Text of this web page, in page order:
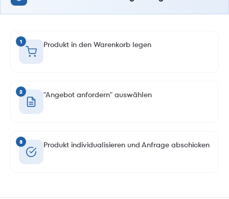
1 Produkt in den Warenkorb legen
2 "Angebot anfordern" auswählen
3 Produkt individualisieren und Anfrage abschicken